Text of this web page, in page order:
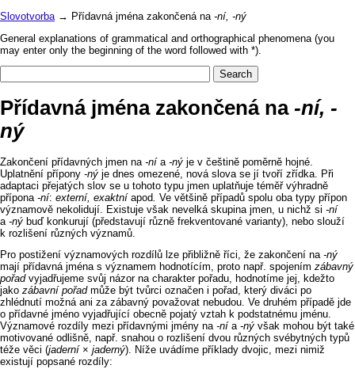
Slovotvorba → Přídavná jména zakončená na -ní, -ný
General explanations of grammatical and orthographical phenomena (you
may enter only the beginning of the word followed with *).
Přídavná jména zakončená na -ní, -
ný
Zakončení přídavných jmen na ‑nía ‑ný je v češtině poměrně hojné.
Uplatnění přípony ‑ný je dnes omezené, nová slova se jí tvoří zřídka. Při
adaptaci přejatých slov se u tohoto typu jmen uplatňuje téměř výhradně
přípona ‑ní: externí, exaktníapod Ve většině případů spolu oba typy přípon
významově nekolidují. Existuje však nevelká skupina jmen, u nichž si ‑ní
a ‑ný buď konkurují (představují různě frekventované varianty), nebo slouží
k rozlišení různých významů.
Pro postižení významových rozdílů lze přibližně říci, že zakončení na ‑ný
mají přídavná jména s významem hodnotícím, proto např. spojením zábavný
pořadvyjadřujeme svůj názor na charakter pořadu, hodnotíme jej, kdežto
jako zábavní pořadmůže být tvůrci označen i pořad, který diváci po
zhlédnutí možná ani za zábavný považovat nebudou. Ve druhém případě jde
o přídavné jméno vyjadřující obecně pojatý vztah k podstatnému jménu.
Významové rozdíly mezi přídavnými jmény na ‑nía ‑ný však mohou být také
motivované odlišně, např. snahou o rozlišení dvou různých svébytných typů
téže věci (jaderní× jaderný). Níže uvádíme příklady dvojic, mezi nimiž
existují popsané rozdíly: